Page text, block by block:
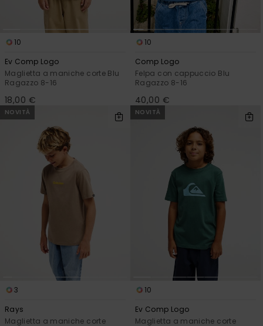
10
Ev Comp Logo
Maglietta a maniche corte Blu
Ragazzo 8-16
18,00 €
10
Comp Logo
Felpa con cappuccio Blu
Ragazzo 8-16
40,00 €
NOVITÀ
3
Rays
Maglietta a maniche corte
NOVITÀ
10
Ev Comp Logo
Maglietta a maniche corte